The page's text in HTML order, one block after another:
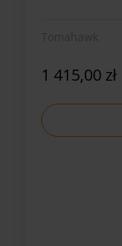
1 415,00 zł